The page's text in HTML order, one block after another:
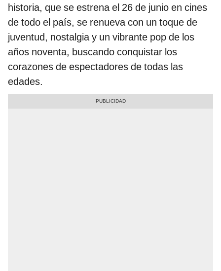
historia, que se estrena el 26 de junio en cines
de todo el país, se renueva con un toque de
juventud, nostalgia y un vibrante pop de los
años noventa, buscando conquistar los
corazones de espectadores de todas las
edades.